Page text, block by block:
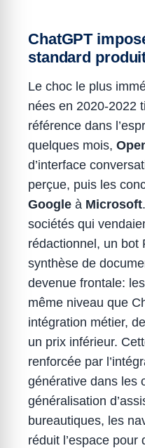
ChatGPT
standard
Le choc le plus
nées en 2020-2022
référence dans
quelques mois,
d’interface
perçue, puis les
Google à Microsoft
sociétés qui
rédactionnel, un bot
synthèse de
devenue frontale:
même niveau que
intégration métier,
un prix inférieur.
renforcée par
générative dans les
généralisation
bureautiques, les
réduit l’espace